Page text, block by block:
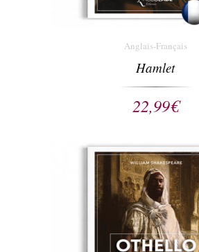
Anglais-Français
Hamlet
22,99€